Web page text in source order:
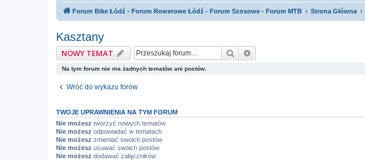
Forum Bike Łódź - Forum Rowerowe Łódź - Forum Szosowe - Forum MTB Strona Główna
Kasztany
NOWY TEMAT Szukaj
Na tym forum nie ma żadnych tematów ani postów.
Wróć do wykazu forów
TWOJE UPRAWNIENIA NA TYM FORUM
Nie możesz tworzyć nowych tematów
Nie możesz odpowiadać w tematach
Nie możesz zmieniać swoich postów
Nie możesz usuwać swoich postów
Nie możesz dodawać załączników